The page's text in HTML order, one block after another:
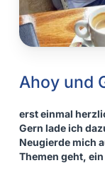
Ahoy und
erst einmal
Gern lade ich
Neugierde mich
Themen geht,